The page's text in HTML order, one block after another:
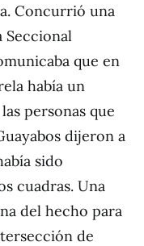
Concurrió una
Seccional
que en
había un
personas que
dijeron a
sido
cuadras. Una
del hecho para
de